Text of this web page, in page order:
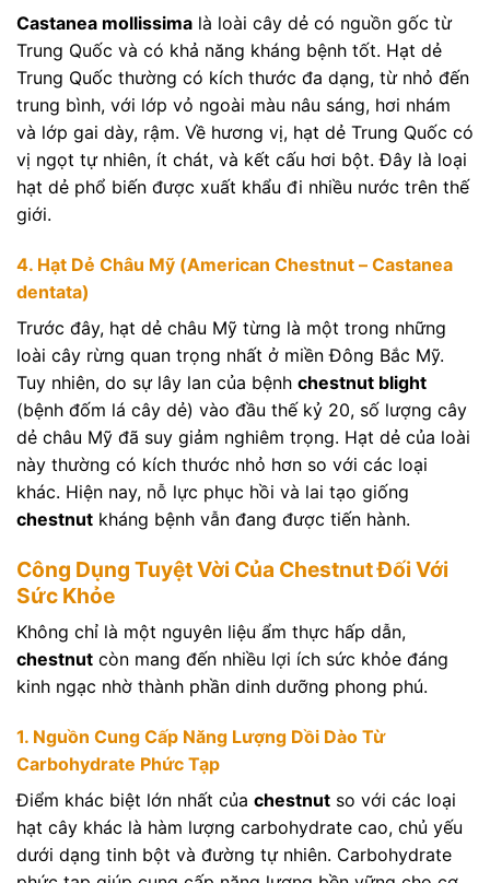
Castanea mollissima là loài cây dẻ có nguồn gốc từ
Trung Quốc và có khả năng kháng bệnh tốt. Hạt dẻ
Trung Quốc thường có kích thước đa dạng, từ nhỏ đến
trung bình, với lớp vỏ ngoài màu nâu sáng, hơi nhám
và lớp gai dày, rậm. Về hương vị, hạt dẻ Trung Quốc có
vị ngọt tự nhiên, ít chát, và kết cấu hơi bột. Đây là loại
hạt dẻ phổ biến được xuất khẩu đi nhiều nước trên thế
giới.
4. Hạt Dẻ Châu Mỹ (American Chestnut – Castanea
dentata)
Trước đây, hạt dẻ châu Mỹ từng là một trong những
loài cây rừng quan trọng nhất ở miền Đông Bắc Mỹ.
Tuy nhiên, do sự lây lan của bệnh chestnut blight
(bệnh đốm lá cây dẻ) vào đầu thế kỷ 20, số lượng cây
dẻ châu Mỹ đã suy giảm nghiêm trọng. Hạt dẻ của loài
này thường có kích thước nhỏ hơn so với các loại
khác. Hiện nay, nỗ lực phục hồi và lai tạo giống
chestnut kháng bệnh vẫn đang được tiến hành.
Công Dụng Tuyệt Vời Của Chestnut Đối Với
Sức Khỏe
Không chỉ là một nguyên liệu ẩm thực hấp dẫn,
chestnut còn mang đến nhiều lợi ích sức khỏe đáng
kinh ngạc nhờ thành phần dinh dưỡng phong phú.
1. Nguồn Cung Cấp Năng Lượng Dồi Dào Từ
Carbohydrate Phức Tạp
Điểm khác biệt lớn nhất của chestnut so với các loại
hạt cây khác là hàm lượng carbohydrate cao, chủ yếu
dưới dạng tinh bột và đường tự nhiên. Carbohydrate